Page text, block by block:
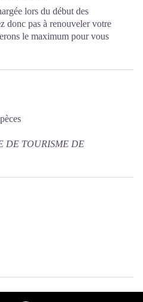
lors du début des
donc pas à renouveler votre
le maximum pour vous
DE TOURISME DE